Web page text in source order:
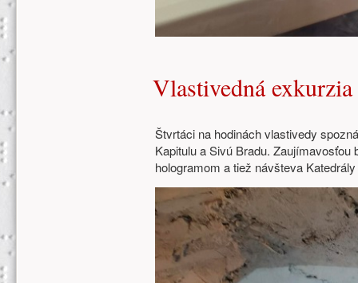
Vlastivedná exkurzia
Štvrtáci na hodinách vlastivedy
Kapitulu a Sivú Bradu.
hologramom a tiež návšteva